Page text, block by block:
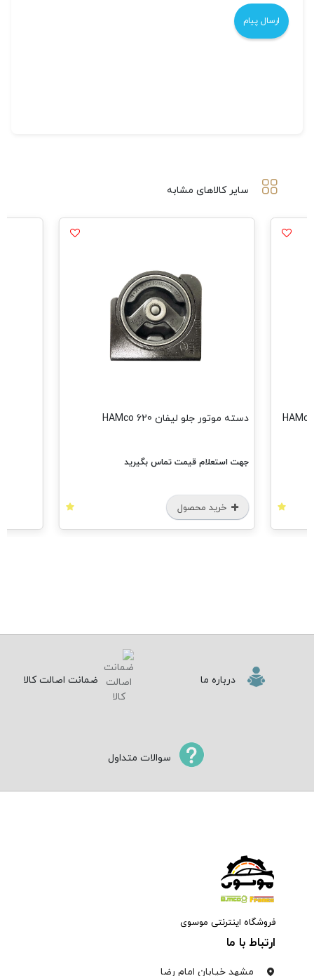
سایر کالاهای مشابه
دسته موتور جلو لیفان 620 HAMco
جهت استعلام قیمت تماس بگیرید
خرید محصول
درباره ما ضمانت اصالت کالا
سوالات متداول
فروشگاه اینترنتی موسوی
ارتباط با ما
مشهد خیابان امام رضا